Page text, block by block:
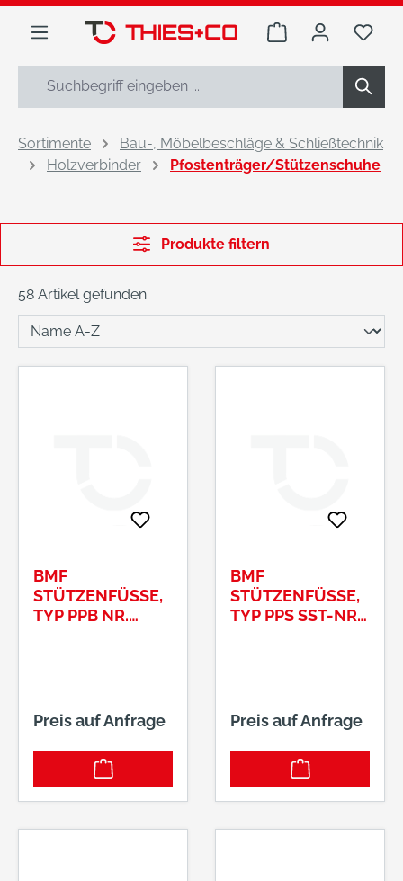
springen
Warenkorb Du
Sortimente
Bau-, Möbelbeschläge & Schließtechnik
Holzverbinder
Pfostenträger/Stützenschuhe
Produkte filtern
58 Artikel gefunden
BMF
STÜTZENFÜSSE, T
YP PPB NR. P
Preis auf Anfrage
BMF
STÜTZENFÜSSE, T
YP PPS SST-NR. P
Preis auf Anfrage